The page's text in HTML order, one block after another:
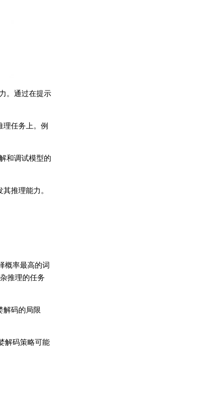
。通过在提示
理任务上。例
和调试模型的
推理能力。
概率最高的词
推理的任务
解码的局限
解码策略可能